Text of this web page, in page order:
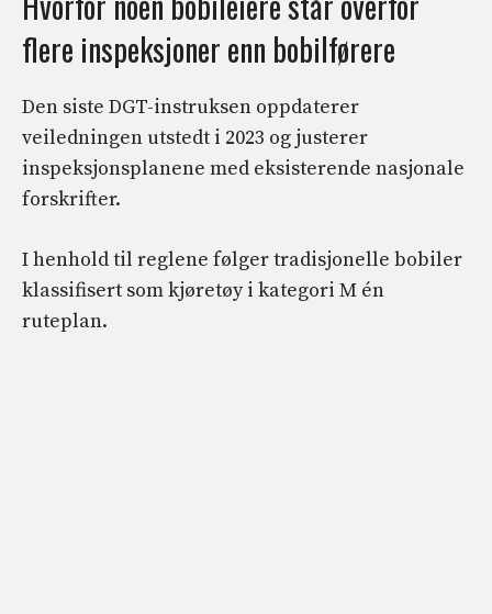
flere inspeksjoner enn bobilførere
Den siste DGT-instruksen oppdaterer
veiledningen utstedt i 2023 og justerer
inspeksjonsplanene med eksisterende nasjonale
forskrifter.
I henhold til reglene følger tradisjonelle bobiler
klassifisert som kjøretøy i kategori M én
ruteplan.